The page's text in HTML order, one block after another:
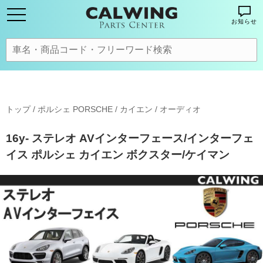
お知らせ
トップ/ ポルシェ PORSCHE / カイエン / オーディオ
16y- ステレオ AVインターフェース/インターフェ
イス ポルシェ カイエン ボクスター/ケイマン